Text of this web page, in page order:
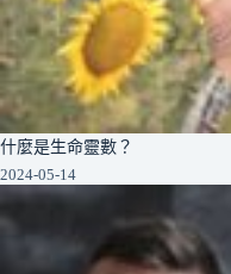
什麼是生命靈數？
2024-05-14